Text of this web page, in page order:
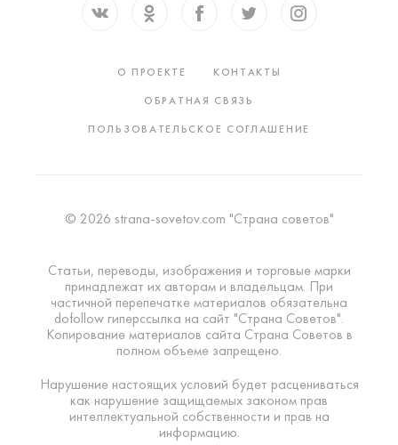
О ПРОЕКТЕ
КОНТАКТЫ
ОБРАТНАЯ СВЯЗЬ
ПОЛЬЗОВАТЕЛЬСКОЕ СОГЛАШЕНИЕ
© 2026 strana-sovetov.com "Страна советов"
Статьи, переводы, изображения и торговые марки
принадлежат их авторам и владельцам. При
частичной перепечатке материалов обязательна
dofollow гиперссылка на сайт "Страна Советов".
Копирование материалов сайта Страна Советов в
полном объеме запрещено.
Нарушение настоящих условий будет расцениваться
как нарушение защищаемых законом прав
интеллектуальной собственности и прав на
информацию.